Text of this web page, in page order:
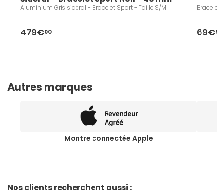
Taille S/M
Aluminium Gris sidéral - Bracelet Sport - Taille S/M
479€00 69€
Autres marques
Montre connectée Apple
Nos clients recherchent aussi :